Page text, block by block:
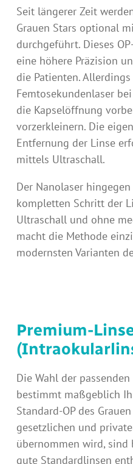
Seit längerer Zeit
Grauen Stars optional
durchgeführt. Dieses
eine höhere Präzision
die Patienten.
Femtosekundenlaser
die Kapselöffnung
vorzerkleinern. Die
Entfernung der Linse
mittels Ultraschall.
Der Nanolaser
kompletten Schritt der
Ultraschall und ohne
macht die Methode
modernsten Varianten
Premium-
Die Wahl der passenden
bestimmt maßgeblich
Standard-OP des
gesetzlichen und
übernommen wird, sind
gute Standardlinsen